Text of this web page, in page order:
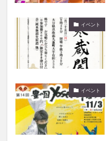
イベント
イベント